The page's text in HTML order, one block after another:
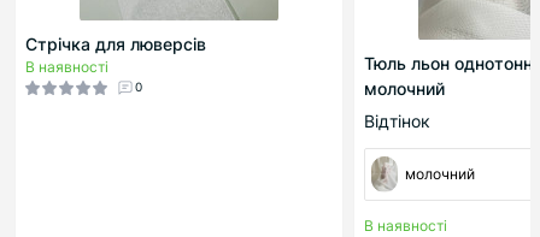
Стрічка для люверсів
В наявності
0
Тюль льон
молочний
Відтінок
молочний
В наявності